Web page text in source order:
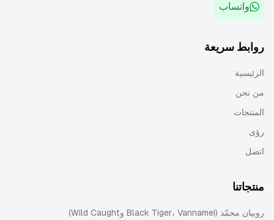
واتساب
روابط سريعة
الرئيسية
من نحن
المنتجات
رؤى
اتصل
منتجاتنا
روبيان مجمّد (Black Tiger، Vannamei وWild Caught)